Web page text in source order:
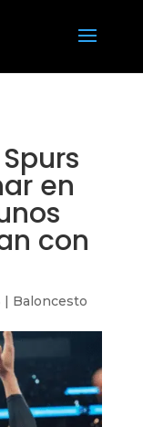
en
con
| Baloncesto